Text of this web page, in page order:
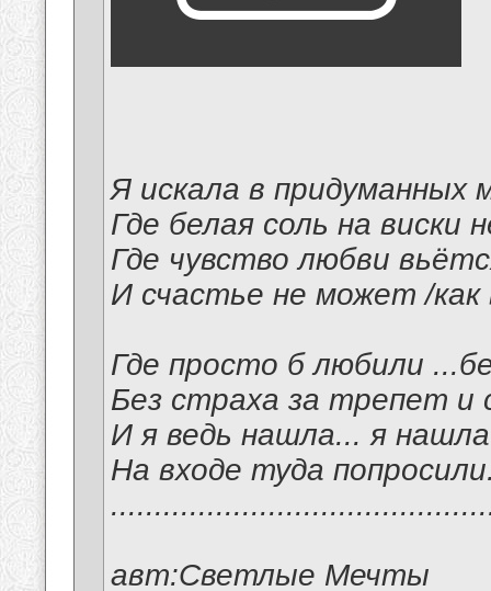
Я искала в придуманных
Где белая соль на виски
Где чувство любви
И счастье не может /как
Где просто б любили
Без страха за трепет и
И я ведь нашла... я
На входе туда
авт:Светлые Мечты